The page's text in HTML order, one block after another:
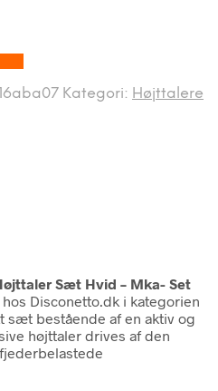
Kategori: Højttalere
Sæt Hvid – Mka- Set
hos Disconetto.dk i kategorien
sæt bestående af en aktiv og
højttaler drives af den